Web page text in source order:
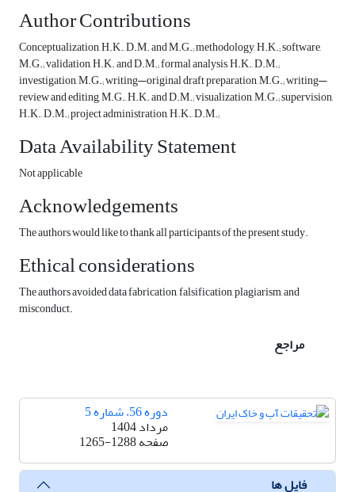
Author Contributions
Conceptualization, H.K., D.M. and M.G.; methodology, H.K.; software,
M.G.; validation, H.K. and D.M.; formal analysis, H.K., D.M.;
investigation, M.G.; writing—original draft preparation, M.G.; writing—
review and editing, M.G., H.K. and D.M.; visualization, M.G.; supervision,
H.K., D.M.; project administration, H.K., D.M.;
Data Availability Statement
Not applicable
Acknowledgements
The authors would like to thank all participants of the present study.
Ethical considerations
The authors avoided data fabrication, falsification, plagiarism, and
misconduct.
مراجع
دوره 56، شماره 5
مرداد 1404
صفحه1265-1288
فایل ها